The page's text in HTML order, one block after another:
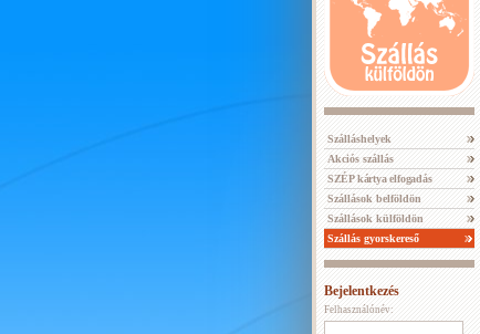
Szálláshelyek
Akciós szállás
SZÉP kártya elfogadás
Szállások belföldön
Szállások külföldön
Szállás gyorskereső
Bejelentkezés
Felhasználónév: